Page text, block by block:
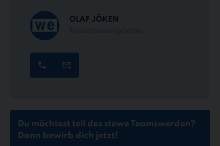
OLAF JÖKEN
Du möchtest teil des stewe Teamswerden?
Dann bewirb dich jetzt!